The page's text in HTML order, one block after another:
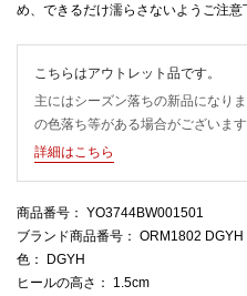
め、できるだけ濡らさないようご注意
こちらはアウトレット品です。
主にはシーズン落ちの新品になり
の色落ち等がある場合がございま
詳細はこちら
商品番号 ： YO3744BW001501
ブランド商品番号 ： ORM1802 DGYH
色 ： DGYH
ヒールの高さ ： 1.5cm